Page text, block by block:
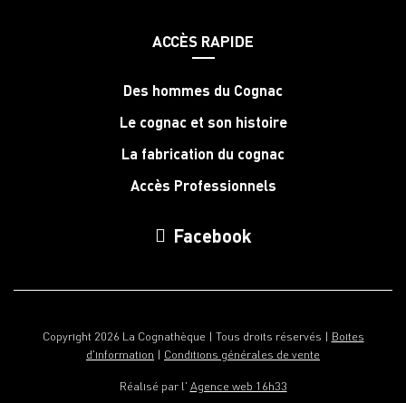
ACCÈS RAPIDE
Des hommes du Cognac
Le cognac et son histoire
La fabrication du cognac
Accès Professionnels
Facebook
Copyright 2026 La Cognathèque | Tous droits réservés | Boites
d'information | Conditions générales de vente
Réalisé par l' Agence web 16h33